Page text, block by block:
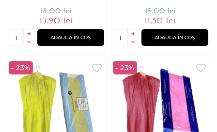
18,00 lei
13,90 lei
ADAUGĂ ÎN COȘ
15,00 lei
11,50 lei
ADAUGĂ ÎN COȘ
- 23% - 23%